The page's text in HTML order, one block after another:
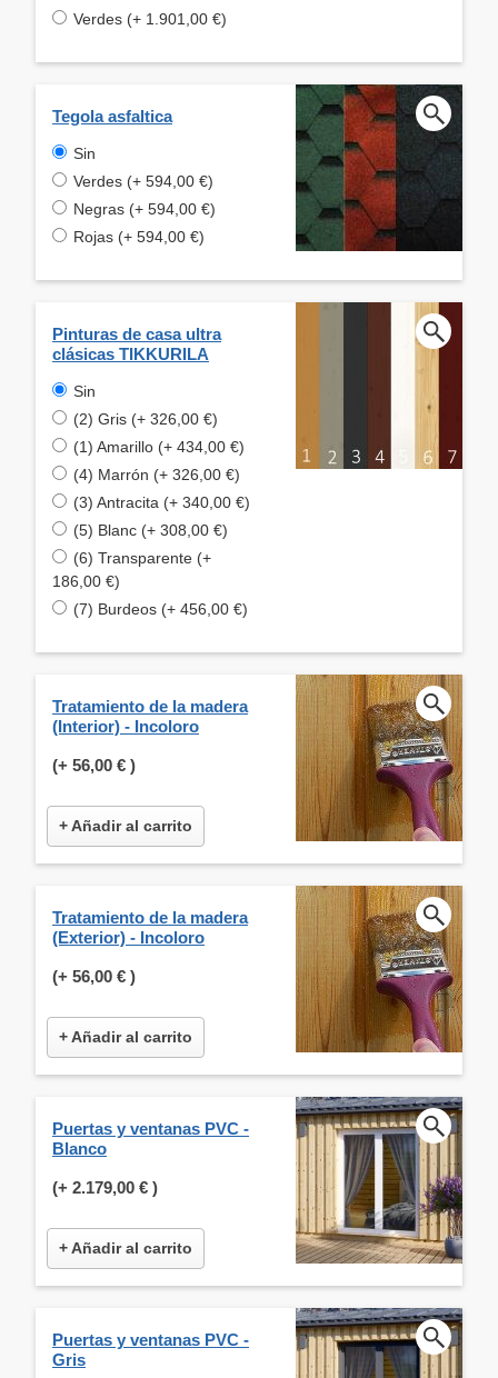
Verdes (+ 1.901,00 €)
Tegola asfaltica
Sin
Verdes (+ 594,00 €)
Negras (+ 594,00 €)
Rojas (+ 594,00 €)
Pinturas de casa ultra
clásicas TIKKURILA
Sin
(2) Gris (+ 326,00 €)
(1) Amarillo (+ 434,00 €)
(4) Marrón (+ 326,00 €)
(3) Antracita (+ 340,00 €)
(5) Blanc (+ 308,00 €)
(6) Transparente (+
186,00 €)
(7) Burdeos (+ 456,00 €)
Tratamiento de la madera
(Interior) - Incoloro
(+ 56,00 € )
+ Añadir al carrito
Tratamiento de la madera
(Exterior) - Incoloro
(+ 56,00 € )
+ Añadir al carrito
Puertas y ventanas PVC -
Blanco
(+ 2.179,00 € )
+ Añadir al carrito
Puertas y ventanas PVC -
Gris